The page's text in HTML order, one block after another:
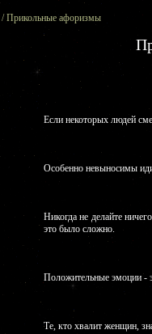
/ Прикольные афоризмы
Если некоторых людей
Особенно невыносимы
Никогда не делайте
это было сложно.
Положительные эмоции -
Те, кто хвалит женщин,